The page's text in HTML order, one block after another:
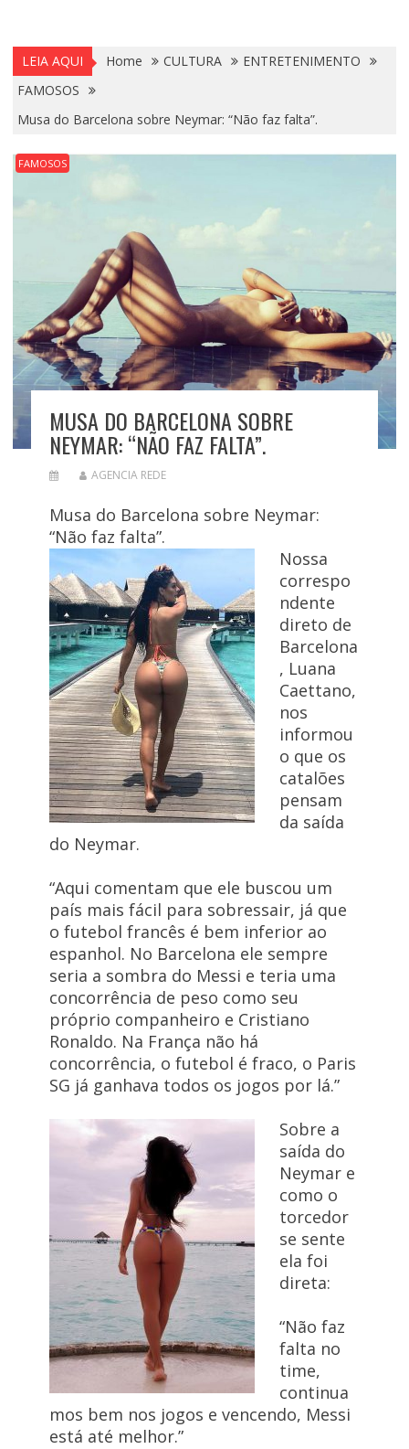
LEIA AQUI Home CULTURA
ENTRETENIMENTO
FAMOSOS
Musa do Barcelona sobre Neymar: “Não faz falta”.
FAMOSOS
MUSA DO BARCELONA SOBRE
NEYMAR: “NÃO FAZ FALTA”.
AGENCIA REDE
Musa do Barcelona sobre Neymar:
“Não faz falta”.
Nossa
correspo
ndente
direto de
Barcelona
, Luana
Caettano,
nos
informou
o que os
catalões
pensam
da saída
do Neymar.
“Aqui comentam que ele buscou um
país mais fácil para sobressair, já que
o futebol francês é bem inferior ao
espanhol. No Barcelona ele sempre
seria a sombra do Messi e teria uma
concorrência de peso como seu
próprio companheiro e Cristiano
Ronaldo. Na França não há
concorrência, o futebol é fraco, o Paris
SG já ganhava todos os jogos por lá.”
Sobre a
saída do
Neymar e
como o
torcedor
se sente
ela foi
direta:
“Não faz
falta no
time,
continua
mos bem nos jogos e vencendo, Messi
está até melhor.”